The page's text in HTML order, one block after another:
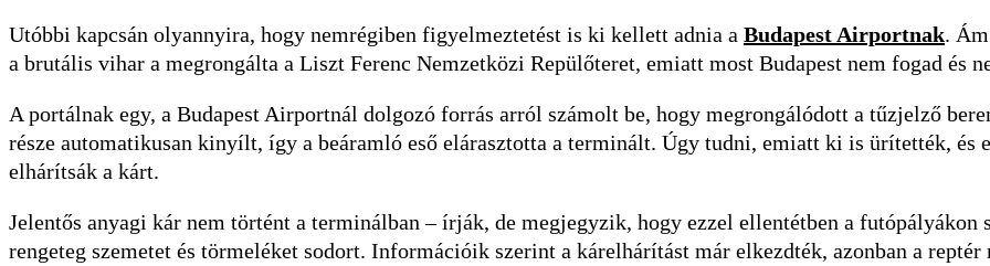
Utóbbi kapcsán olyannyira, hogy nemrégiben figyelmeztetést is ki kellett adnia a Budapest Airportnak.
a brutális vihar a megrongálta a Liszt Ferenc Nemzetközi Repülőteret, emiatt most Budapest nem fogad és
A portálnak egy, a Budapest Airportnál dolgozó forrás arról számolt be, hogy megrongálódott a tűzjelző
része automatikusan kinyílt, így a beáramló eső elárasztotta a terminált. Úgy tudni, emiatt ki is ürítették, és
elhárítsák a kárt.
Jelentős anyagi kár nem történt a terminálban – írják, de megjegyzik, hogy ezzel ellentétben a futópályákon
rengeteg szemetet és törmeléket sodort. Információik szerint a kárelhárítást már elkezdték, azonban a